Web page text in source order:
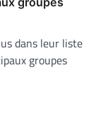
dans leur liste
groupes